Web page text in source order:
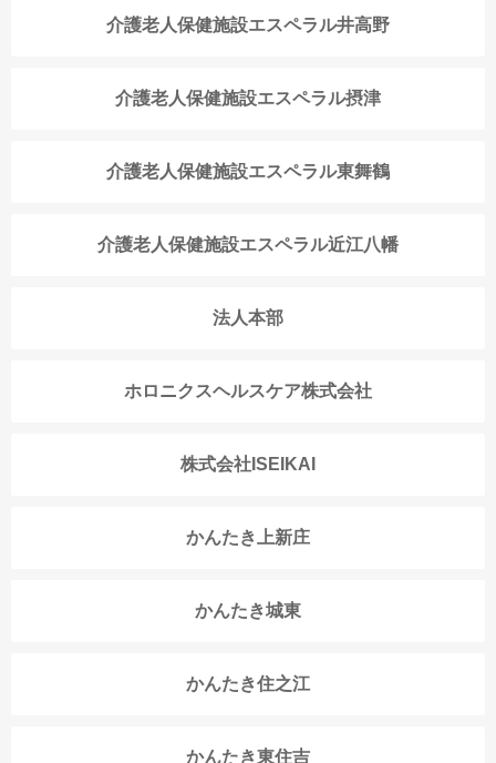
介護老人保健施設エスペラル井高野
介護老人保健施設エスペラル摂津
介護老人保健施設エスペラル東舞鶴
介護老人保健施設エスペラル近江八幡
法人本部
ホロニクスヘルスケア株式会社
株式会社ISEIKAI
かんたき上新庄
かんたき城東
かんたき住之江
かんたき東住吉